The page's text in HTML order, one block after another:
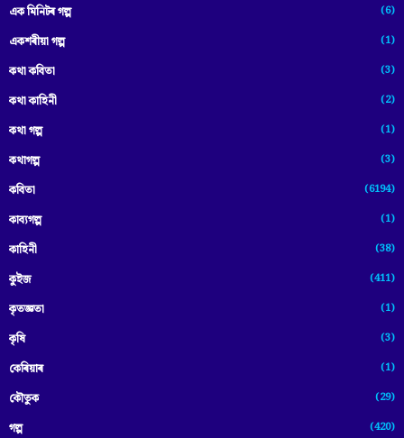
এক মিনিটৰ গল্প (6)
একশৰীয়া গল্প (1)
কথা কবিতা (3)
কথা কাহিনী (2)
কথা গল্প (1)
কথাগল্প (3)
কবিতা (6194)
কাব্যগল্প (1)
কাহিনী (38)
কুইজ (411)
কৃতজ্ঞতা (1)
কৃষি (3)
কেৰিয়াৰ (1)
কৌতুক (29)
গল্প (420)